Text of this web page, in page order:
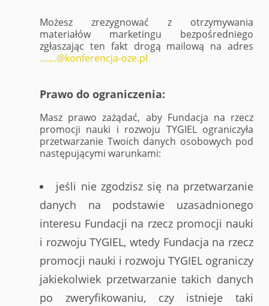
Możesz zrezygnować z otrzymywania
materiałów marketingu bezpośredniego
zgłaszając ten fakt drogą mailową na adres
.......@konferencja-oze.pl
Prawo do ograniczenia:
Masz prawo zażądać, aby Fundacja na rzecz
promocji nauki i rozwoju TYGIEL ograniczyła
przetwarzanie Twoich danych osobowych pod
następującymi warunkami:
jeśli nie zgodzisz się na przetwarzanie
danych na podstawie uzasadnionego
interesu Fundacji na rzecz promocji nauki
i rozwoju TYGIEL, wtedy Fundacja na rzecz
promocji nauki i rozwoju TYGIEL ograniczy
jakiekolwiek przetwarzanie takich danych
po zweryfikowaniu, czy istnieje taki